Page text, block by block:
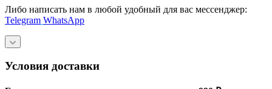
Либо написать нам в любой удобный для вас мессенджер:
Telegram WhatsApp
Условия доставки